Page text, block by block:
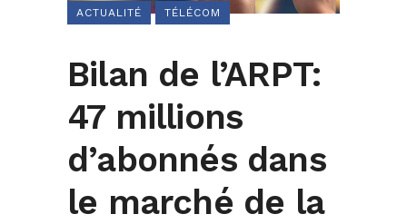
ACTUALITÉ TÉLÉCOM
Bilan de l’ARPT:
47 millions
d’abonnés dans
le marché de la